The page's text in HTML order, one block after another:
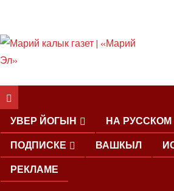
УВЕР ЙОГЫН
НА РУССКОМ
ПОДПИСКЕ
ВАШКЫЛ
РЕКЛАМЕ